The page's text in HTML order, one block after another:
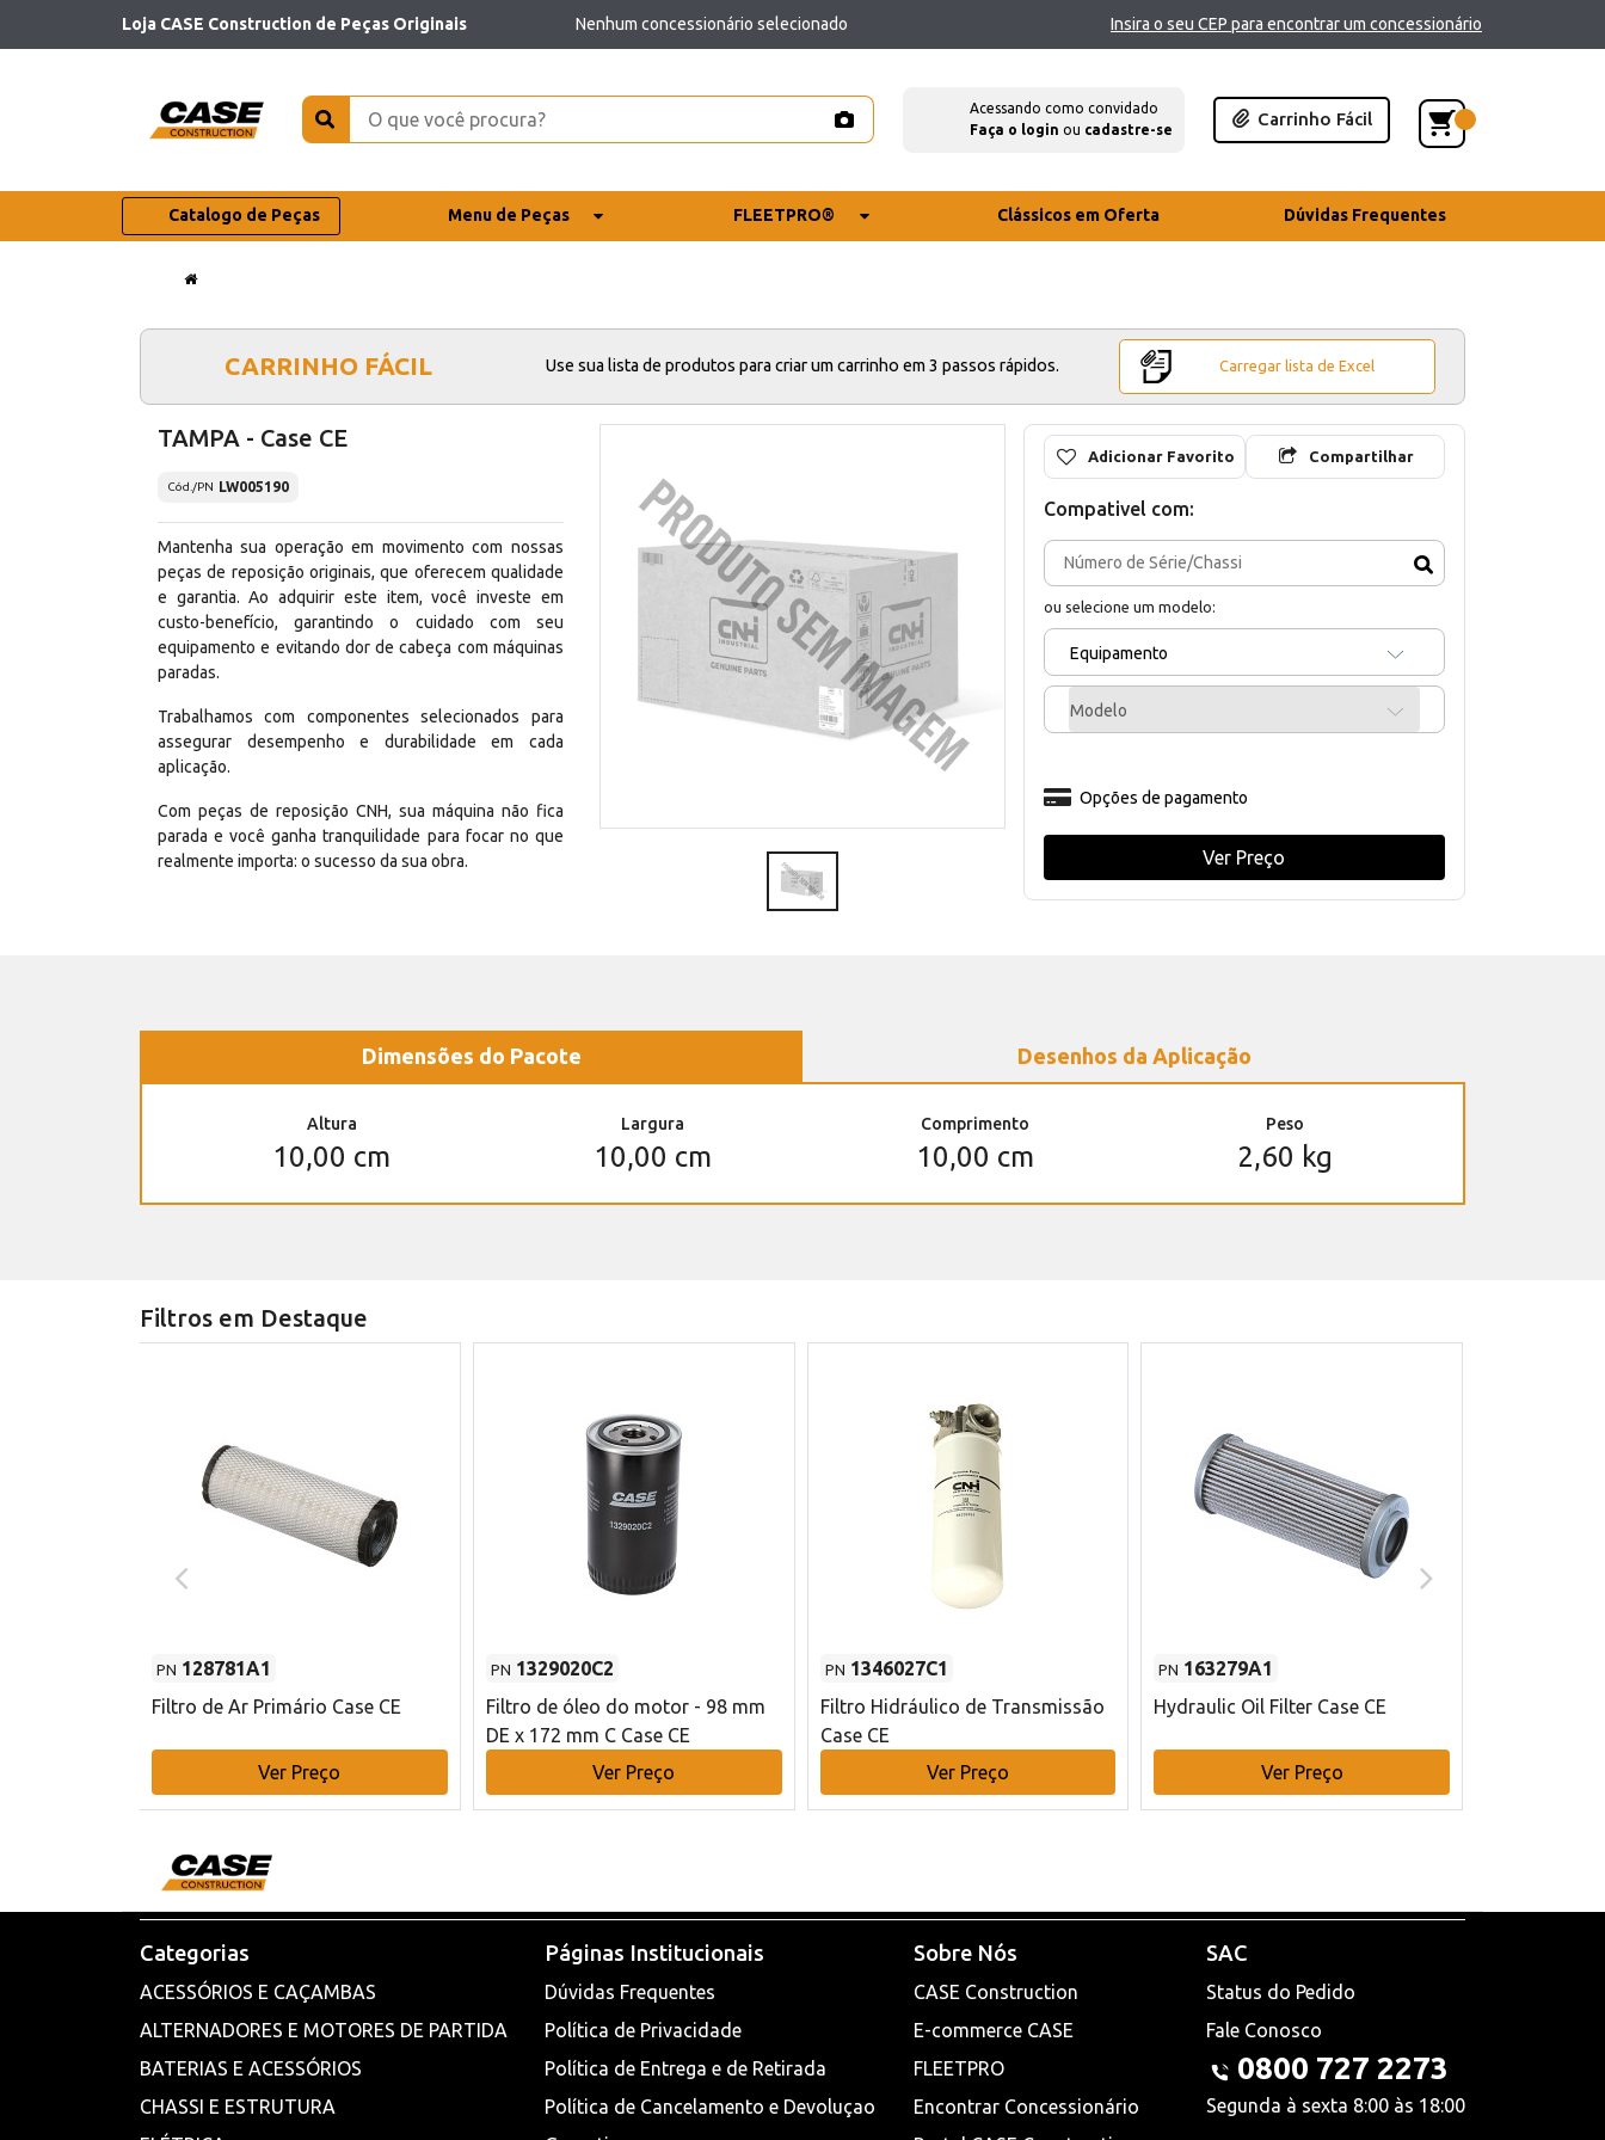
Loja CASE Construction de Peças Originais Nenhum concessionário selecionado Insira o seu CEP para encontrar um concessionário
Acessando como convidado
Faça o login ou cadastre-se
Carrinho Fácil
Catalogo de Peças Menu de Peças FLEETPRO® Clássicos em Oferta Dúvidas Frequentes
CARRINHO FÁCIL Use sua lista de produtos para criar um carrinho em 3 passos rápidos. Carregar lista de Excel
TAMPA - Case CE
Cód./PN LW005190
Mantenha sua operação em movimento com nossas
peças de reposição originais, que oferecem qualidade
e garantia. Ao adquirir este item, você investe em
custo-benefício, garantindo o cuidado com seu
equipamento e evitando dor de cabeça com máquinas
paradas.
Trabalhamos com componentes selecionados para
assegurar desempenho e durabilidade em cada
aplicação.
Com peças de reposição CNH, sua máquina não fica
parada e você ganha tranquilidade para focar no que
realmente importa: o sucesso da sua obra.
Adicionar Favorito Compartilhar
Compativel com:
ou selecione um modelo:
Equipamento
Modelo
Opções de pagamento
Ver Preço
Dimensões do Pacote Desenhos da Aplicação
Altura
10,00 cm
Largura
10,00 cm
Comprimento
10,00 cm
Peso
2,60 kg
Filtros em Destaque
PN 128781A1
Filtro de Ar Primário Case CE
Ver Preço
PN 1329020C2
Filtro de óleo do motor - 98 mm
DE x 172 mm C Case CE
Ver Preço
PN 1346027C1
Filtro Hidráulico de Transmissão
Case CE
Ver Preço
PN 163279A1
Hydraulic Oil Filter Case CE
Ver Preço
Categorias
ACESSÓRIOS E CAÇAMBAS
ALTERNADORES E MOTORES DE PARTIDA
BATERIAS E ACESSÓRIOS
CHASSI E ESTRUTURA
Páginas Institucionais
Dúvidas Frequentes
Política de Privacidade
Política de Entrega e de Retirada
Política de Cancelamento e Devoluçao
Sobre Nós
CASE Construction
E-commerce CASE
FLEETPRO
Encontrar Concessionário
SAC
Status do Pedido
Fale Conosco
0800 727 2273
Segunda à sexta 8:00 às 18:00